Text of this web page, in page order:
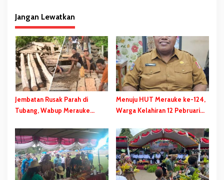
i
p
o
s
Jangan Lewatkan
Jembatan Rusak Parah di
Tubang, Wabup Merauke
Berikan Bantuan Dana
Perbaikan
Menuju HUT Merauke ke-124,
Warga Kelahiran 12 Pebruari